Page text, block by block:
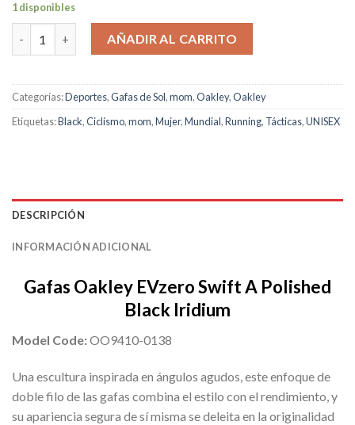
original
era:
$226.00.
actual
es:
$176.00.
1 disponibles
Oakley EVzero Swift A Polished Black Iridium cantidad
AÑADIR AL CARRITO
Categorías:Deportes,Gafas de Sol,mom,Oakley,Oakley
Etiquetas:Black,Ciclismo,mom,Mujer,Mundial,Running, Tácticas,UNISEX
DESCRIPCIÓN
INFORMACIÓN ADICIONAL
Gafas Oakley EVzero Swift A Polished
Black Iridium
Model Code:OO9410-0138
Una escultura inspirada en ángulos agudos, este enfoque de
doble filo de las gafas combina el estilo con el rendimiento, y
su apariencia segura de sí misma se deleita en la originalidad